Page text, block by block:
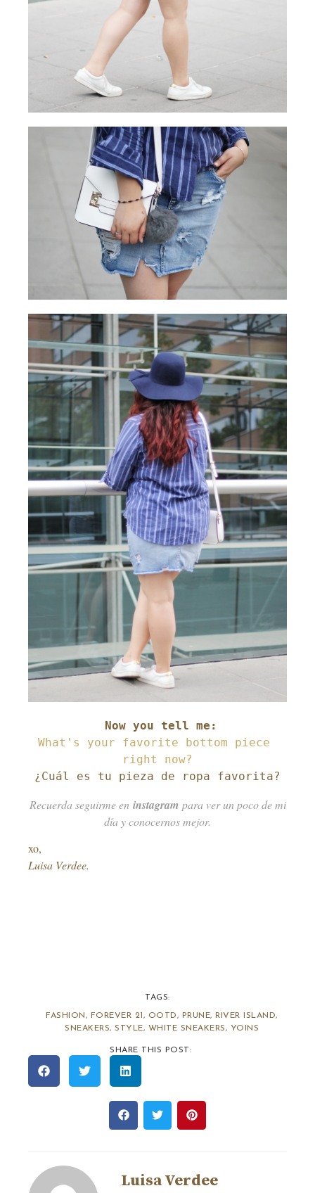
What's your favorite bottom piece
¿Cuál es tu pieza de ropa favorita?
Recuerda seguirme en instagram para ver un poco de mi
día y conocernos mejor.
xo,
Luisa Verdee.
TAGS:
FASHION, FOREVER 21 , OOTD, PRUNE, RIVER ISLAND,
SNEAKERS, STYLE, WHITE SNEAKERS, YOINS
SHARE THIS POST:
Luisa Verdee